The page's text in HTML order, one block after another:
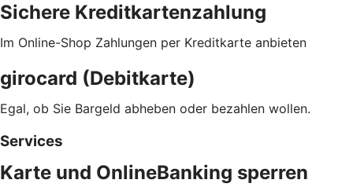
Sichere Kreditkartenzahlung
Im Online-Shop Zahlungen per Kreditkarte anbieten
girocard (Debitkarte)
Egal, ob Sie Bargeld abheben oder bezahlen wollen.
Services
Karte und OnlineBanking sperren